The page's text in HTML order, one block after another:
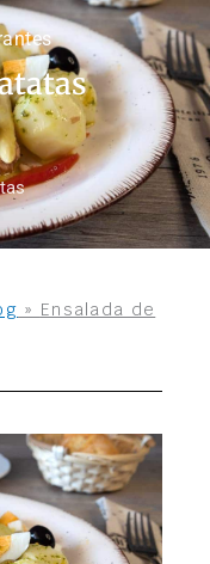
» Ensalada de